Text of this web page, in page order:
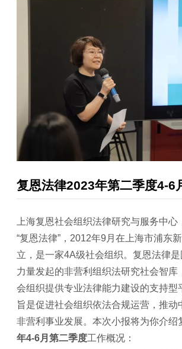
复恩法律2023年第二季度4-6
上海复恩社会组织法律研究与服务中心
“复恩法律”，2012年9月在上海市浦东
立，是一家4A级社会组织。复恩法律
力量发起的非营利组织法研究社会智库
会组织提供专业法律能力建设的支持型
旨是促进社会组织依法合规运营，推动
非营利事业发展。本次小报将为你介绍
年4-6月第二季度工作概况：